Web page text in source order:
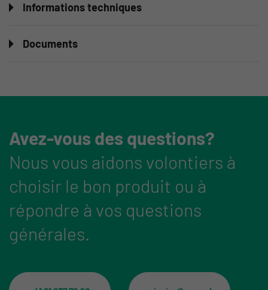
Informations techniques
Documents
Avez-vous des questions?
Nous vous aidons volontiers à
choisir le bon produit ou à
répondre à vos questions
générales.